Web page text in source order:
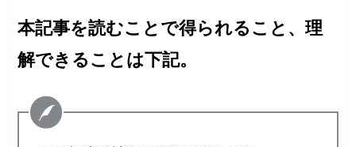
本記事を読むことで得られること、理
解できることは下記。